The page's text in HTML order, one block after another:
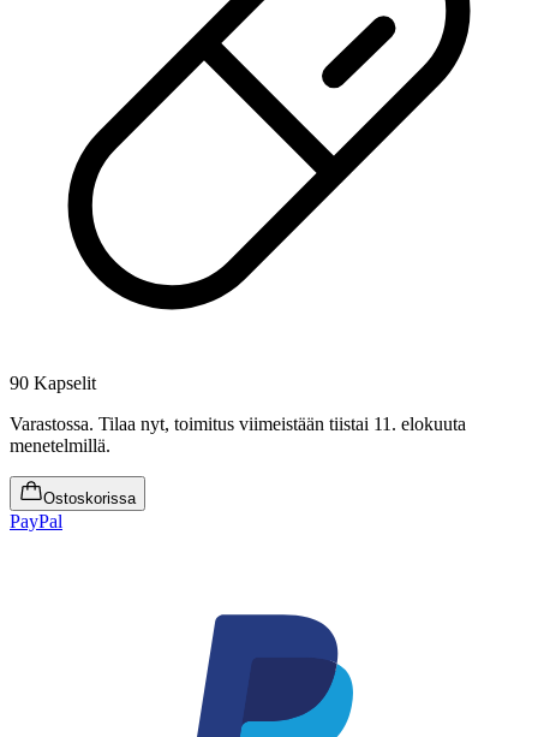
90 Kapselit
Varastossa. Tilaa nyt, toimitus viimeistään tiistai 11. elokuuta
menetelmillä.
Ostoskorissa
PayPal